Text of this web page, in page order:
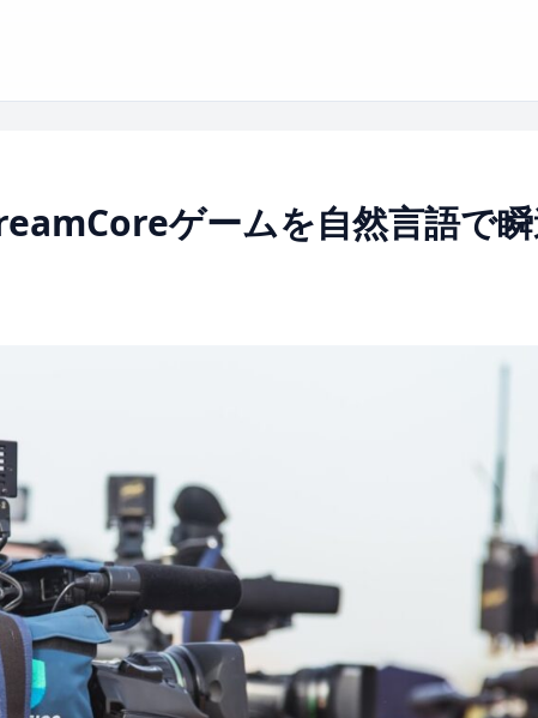
ゲームを自然言語で